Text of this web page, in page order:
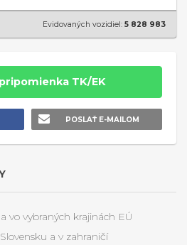
Evidovaných vozidiel: 5 828 983
TK/EK
POSLAŤ E-MAILOM
vo vybraných krajinách EÚ
a v zahraničí